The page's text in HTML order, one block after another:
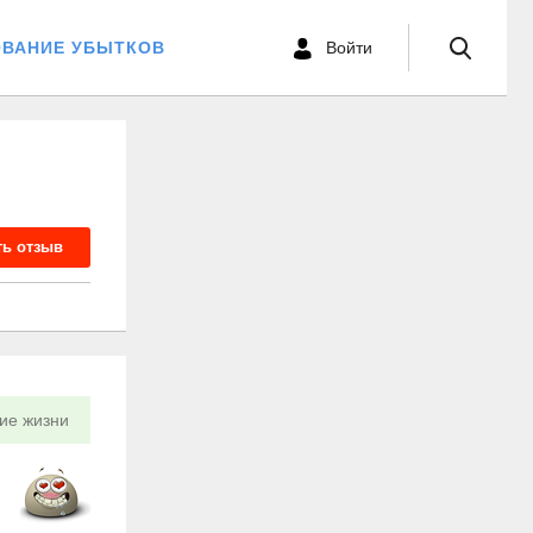
УБЫТКОВ Войти
отзыв
жизни